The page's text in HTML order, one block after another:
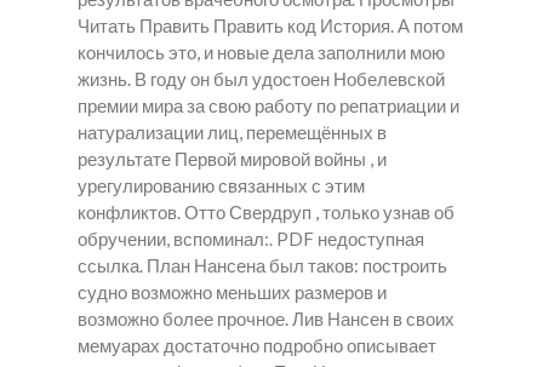
Читать Править Править код История. А потом
кончилось это, и новые дела заполнили мою
жизнь. В году он был удостоен Нобелевской
премии мира за свою работу по репатриации и
натурализации лиц, перемещённых в
результате Первой мировой войны , и
урегулированию связанных с этим
конфликтов. Отто Свердруп , только узнав об
обручении, вспоминал:. PDF недоступная
ссылка. План Нансена был таков: построить
судно возможно меньших размеров и
возможно более прочное. Лив Нансен в своих
мемуарах достаточно подробно описывает